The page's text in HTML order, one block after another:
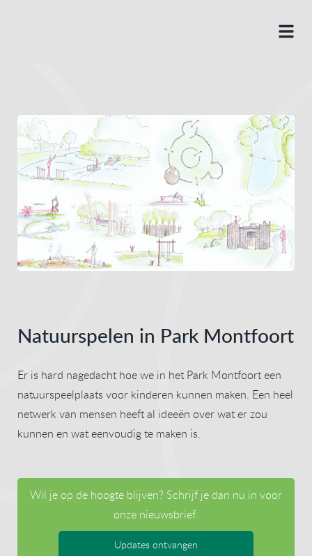
Natuurspelen in Park Montfoort
Er is hard nagedacht hoe we in het Park Montfoort een
natuurspeelplaats voor kinderen kunnen maken. Een heel
netwerk van mensen heeft al ideeën over wat er zou
kunnen en wat eenvoudig te maken is.
Wil je op de hoogte blijven? Schrijf je dan nu in voor
onze nieuwsbrief.
Updates ontvangen